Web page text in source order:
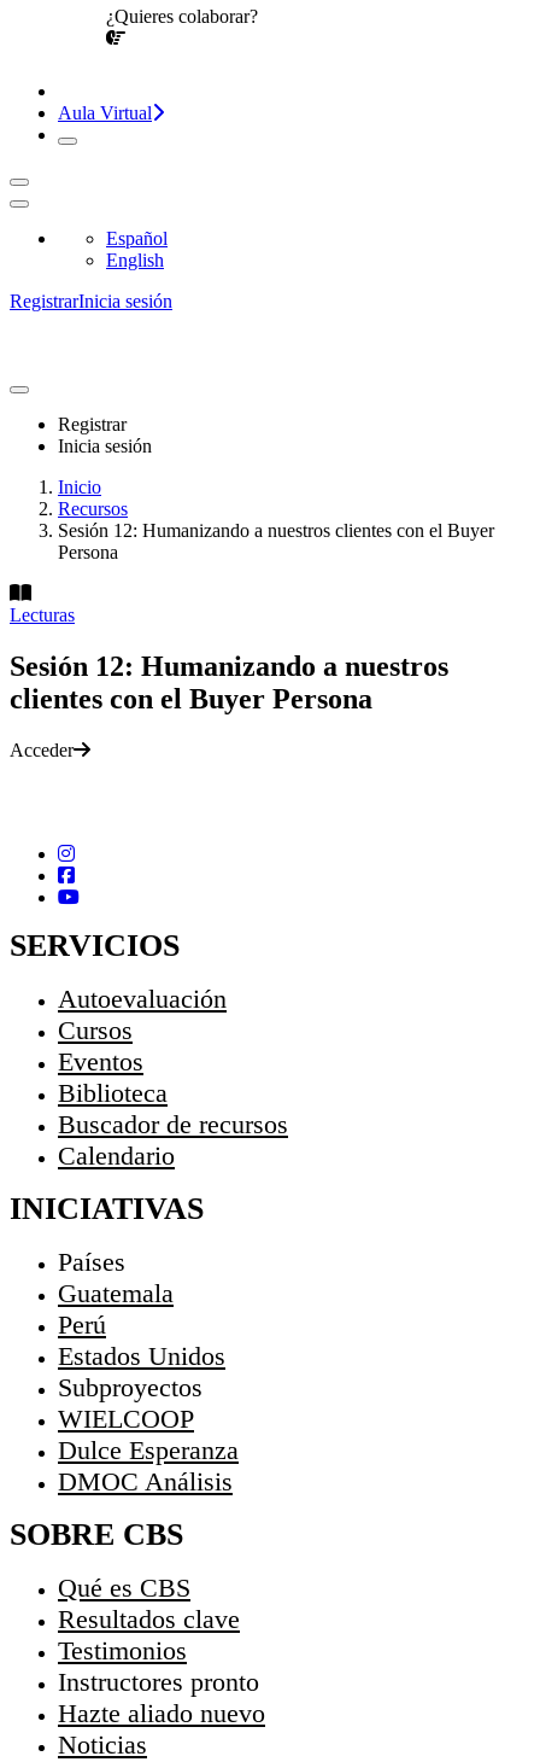
¿Quieres colaborar?
Aula Virtual
Español
English
RegistrarInicia sesión
Registrar
Inicia sesión
Inicio
Recursos
Sesión 12: Humanizando a nuestros clientes con el Buyer
Persona
Lecturas
Sesión 12: Humanizando a nuestros
clientes con el Buyer Persona
Acceder
SERVICIOS
Autoevaluación
Cursos
Eventos
Biblioteca
Buscador de recursos
Calendario
INICIATIVAS
Países
Guatemala
Perú
Estados Unidos
Subproyectos
WIELCOOP
Dulce Esperanza
DMOC Análisis
SOBRE CBS
Qué es CBS
Resultados clave
Testimonios
Instructores pronto
Hazte aliado nuevo
Noticias